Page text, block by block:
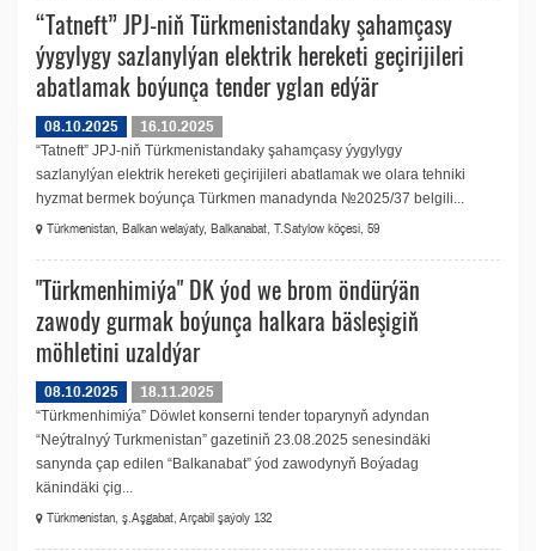
“Tatneft” JPJ-niň Türkmenistandaky şahamçasy
ýygylygy sazlanylýan elektrik hereketi geçirijileri
abatlamak boýunça tender yglan edýär
08.10.2025
16.10.2025
“Tatneft” JPJ-niň Türkmenistandaky şahamçasy ýygylygy
sazlanylýan elektrik hereketi geçirijileri abatlamak we olara tehniki
hyzmat bermek boýunça Türkmen manadynda №2025/37 belgili...
Türkmenistan, Balkan welaýaty, Balkanabat, T.Satylow köçesi, 59
"Türkmenhimiýa" DK ýod we brom öndürýän
zawody gurmak boýunça halkara bäsleşigiň
möhletini uzaldýar
08.10.2025
18.11.2025
“Türkmenhimiýa” Döwlet konserni tender toparynyň adyndan
“Neýtralnyý Turkmenistan” gazetiniň 23.08.2025 senesindäki
sanynda çap edilen “Balkanabat” ýod zawodynyň Boýadag
känindäki çig...
Türkmenistan, ş.Aşgabat, Arçabil şaýoly 132